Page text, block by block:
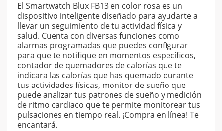
El Smartwatch Blux FB13 en color rosa es un
dispositivo inteligente diseñado para ayudarte a
llevar un seguimiento de tu actividad física y
salud. Cuenta con diversas funciones como
alarmas programadas que puedes configurar
para que te notifique en momentos específicos,
contador de quemadores de calorías que te
indicara las calorías que has quemado durante
tus actividades físicas, monitor de sueño que
puede analizar tus patrones de sueño y medición
de ritmo cardiaco que te permite monitorear tus
pulsaciones en tiempo real. ¡Compra en línea! Te
encantará.